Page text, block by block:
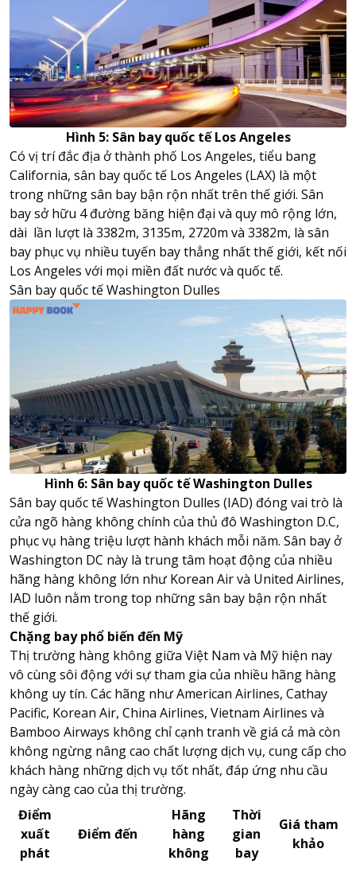
Hình 5: Sân bay quốc tế Los Angeles
Có vị trí đắc địa ở thành phố Los Angeles, tiểu bang
California, sân bay quốc tế Los Angeles (LAX) là một
trong những sân bay bận rộn nhất trên thế giới. Sân
bay sở hữu 4 đường băng hiện đại và quy mô rộng lớn,
dài lần lượt là 3382m, 3135m, 2720m và 3382m, là sân
bay phục vụ nhiều tuyến bay thẳng nhất thế giới, kết nối
Los Angeles với mọi miền đất nước và quốc tế.
Sân bay quốc tế Washington Dulles
Hình 6: Sân bay quốc tế Washington Dulles
Sân bay quốc tế Washington Dulles (IAD) đóng vai trò là
cửa ngõ hàng không chính của thủ đô Washington D.C,
phục vụ hàng triệu lượt hành khách mỗi năm. Sân bay ở
Washington DC này là trung tâm hoạt động của nhiều
hãng hàng không lớn như Korean Air và United Airlines,
IAD luôn nằm trong top những sân bay bận rộn nhất
thế giới.
Chặng bay phổ biến đến Mỹ
Thị trường hàng không giữa Việt Nam và Mỹ hiện nay
vô cùng sôi động với sự tham gia của nhiều hãng hàng
không uy tín. Các hãng như American Airlines, Cathay
Pacific, Korean Air, China Airlines, Vietnam Airlines và
Bamboo Airways không chỉ cạnh tranh về giá cả mà còn
không ngừng nâng cao chất lượng dịch vụ, cung cấp cho
khách hàng những dịch vụ tốt nhất, đáp ứng nhu cầu
ngày càng cao của thị trường.
Điểm
xuất
phát
Điểm đến
Hãng
hàng
không
Thời
gian
bay
Giá tham
khảo